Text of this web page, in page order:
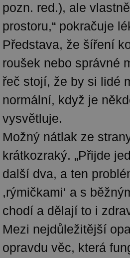
pozn. red.), ale
prostoru,“ pokračuje
Představa, že šíření
roušek nebo správné
řeč stojí, že by si lidé
normální, když je
vysvětluje.
Možný nátlak ze
krátkozraký. „Přijde
další dva, a ten
,rýmičkami‘ a s
chodí a dělají to i
Mezi nejdůležitější
opravdu věc, která